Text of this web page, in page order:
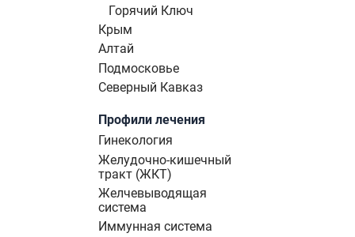
Горячий Ключ
Крым
Алтай
Подмосковье
Северный Кавказ
Профили лечения
Гинекология
Желудочно-кишечный
тракт (ЖКТ)
Желчевыводящая
система
Иммунная система